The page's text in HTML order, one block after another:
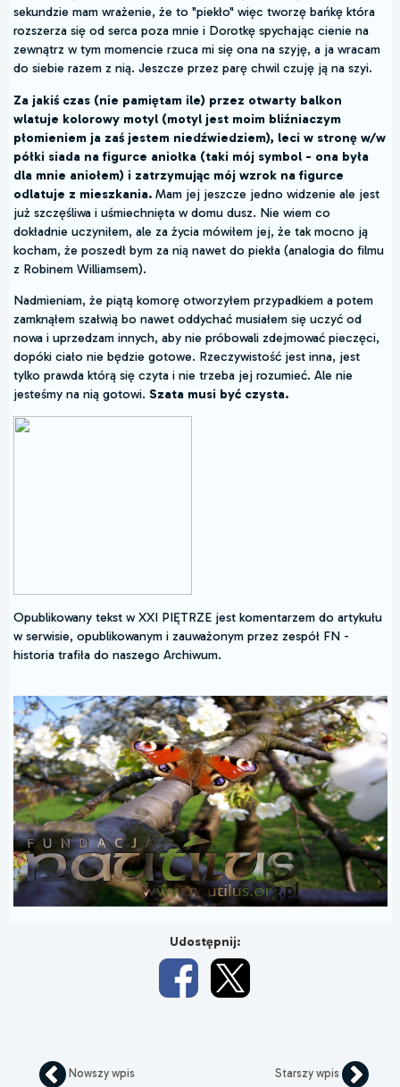
sekundzie mam wrażenie, że to "piekło" więc tworzę bańkę która
rozszerza się od serca poza mnie i Dorotkę spychając cienie na
zewnątrz w tym momencie rzuca mi się ona na szyję, a ja wracam
do siebie razem z nią. Jeszcze przez parę chwil czuję ją na szyi.
Za jakiś czas (nie pamiętam ile) przez otwarty balkon
wlatuje kolorowy motyl (motyl jest moim bliźniaczym
płomieniem ja zaś jestem niedźwiedziem), leci w stronę w/w
półki siada na figurce aniołka (taki mój symbol - ona była
dla mnie aniołem) i zatrzymując mój wzrok na figurce
odlatuje z mieszkania. Mam jej jeszcze jedno widzenie ale jest
już szczęśliwa i uśmiechnięta w domu dusz. Nie wiem co
dokładnie uczyniłem, ale za życia mówiłem jej, że tak mocno ją
kocham, że poszedł bym za nią nawet do piekła (analogia do filmu
z Robinem Williamsem).
Nadmieniam, że piątą komorę otworzyłem przypadkiem a potem
zamknąłem szałwią bo nawet oddychać musiałem się uczyć od
nowa i uprzedzam innych, aby nie próbowali zdejmować pieczęci,
dopóki ciało nie będzie gotowe. Rzeczywistość jest inna, jest
tylko prawda którą się czyta i nie trzeba jej rozumieć. Ale nie
jesteśmy na nią gotowi. Szata musi być czysta.
Opublikowany tekst w XXI PIĘTRZE jest komentarzem do artykułu
w serwisie, opublikowanym i zauważonym przez zespół FN -
historia trafiła do naszego Archiwum.
Udostępnij:
Nowszy wpis Starszy wpis